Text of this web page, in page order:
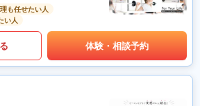
も任せたい人
い人
体験・相談予約